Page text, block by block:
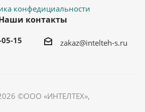
конфедициальности
контакты
15 zakaz@intelteh-s.ru
©ООО «ИНТЕЛТЕХ»,